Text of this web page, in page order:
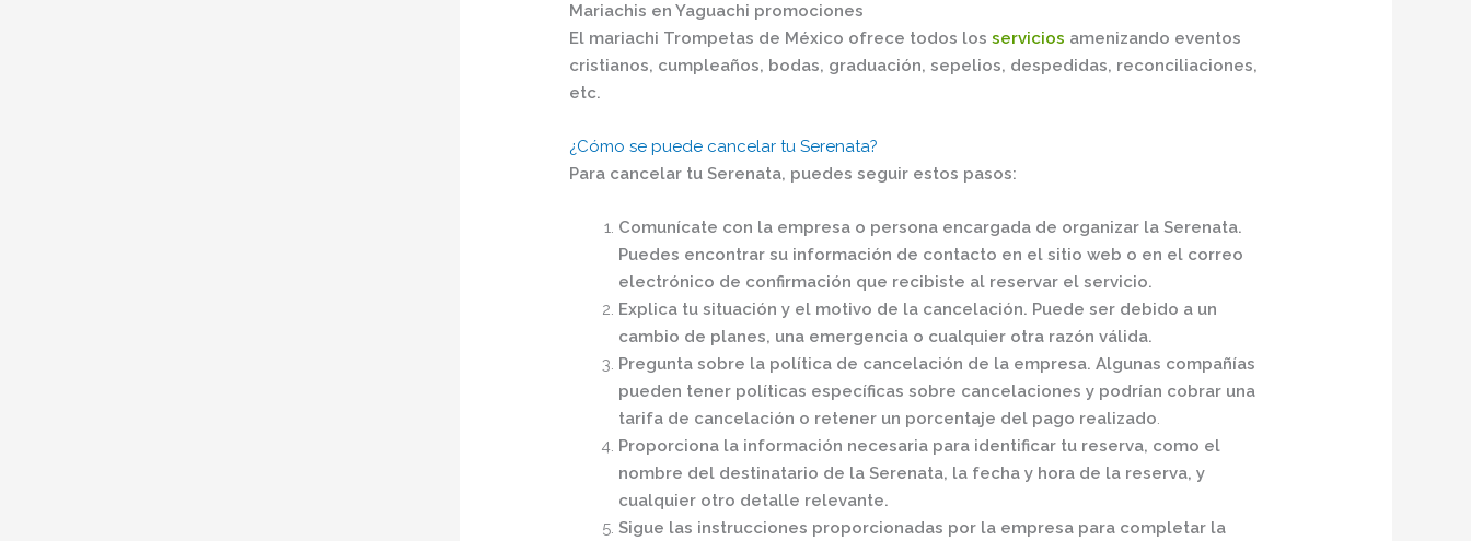
Mariachis en Yaguachi promociones
El mariachi Trompetas de México ofrece todos losservicios amenizando eventos
cristianos, cumpleaños, bodas, graduación, sepelios, despedidas, reconciliaciones,
etc.
¿Cómo se puede cancelar tu Serenata?
Para cancelar tu Serenata, puedes seguir estos pasos:
Comunícate con la empresa o persona encargada de organizar la Serenata.
Puedes encontrar su información de contacto en el sitio web o en el correo
electrónico de confirmación que recibiste al reservar el servicio.
Explica tu situación y el motivo de la cancelación. Puede ser debido a un
cambio de planes, una emergencia o cualquier otra razón válida.
Pregunta sobre la política de cancelación de la empresa. Algunas compañías
pueden tener políticas específicas sobre cancelaciones y podrían cobrar una
tarifa de cancelación o retener un porcentaje del pago realizado.
Proporciona la información necesaria para identificar tu reserva, como el
nombre del destinatario de la Serenata, la fecha y hora de la reserva, y
cualquier otro detalle relevante.
Sigue las instrucciones proporcionadas por la empresa para completar la